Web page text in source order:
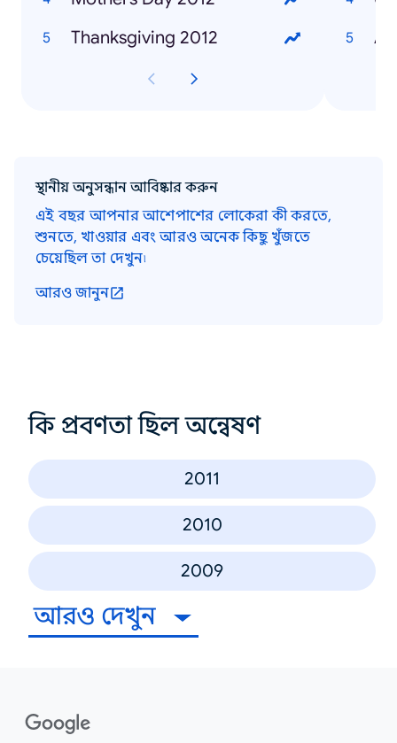
Thanksgiving 2012
স্থানীয় অনুসন্ধান আবিষ্কার করুন
এই বছর আপনার আশেপাশের লোকেরা কী করতে,
শুনতে, খাওয়ার এবং আরও অনেক কিছু খুঁজতে
চেয়েছিল তা দেখুন৷
আরও জানুন
কি প্রবণতা ছিল অন্বেষণ
2011
2010
2009
আরও দেখুন